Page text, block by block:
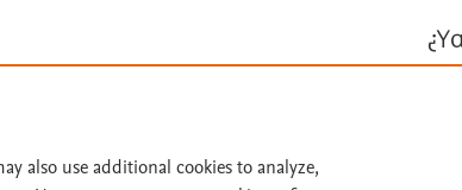
also use additional cookies to analyze,